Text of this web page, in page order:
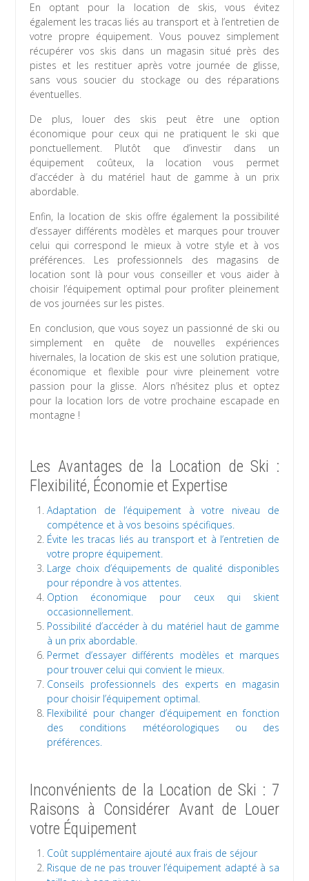
En optant pour la location de skis, vous évitez
également les tracas liés au transport et à l’entretien de
votre propre équipement. Vous pouvez simplement
récupérer vos skis dans un magasin situé près des
pistes et les restituer après votre journée de glisse,
sans vous soucier du stockage ou des réparations
éventuelles.
De plus, louer des skis peut être une option
économique pour ceux qui ne pratiquent le ski que
ponctuellement. Plutôt que d’investir dans un
équipement coûteux, la location vous permet
d’accéder à du matériel haut de gamme à un prix
abordable.
Enfin, la location de skis offre également la possibilité
d’essayer différents modèles et marques pour trouver
celui qui correspond le mieux à votre style et à vos
préférences. Les professionnels des magasins de
location sont là pour vous conseiller et vous aider à
choisir l’équipement optimal pour profiter pleinement
de vos journées sur les pistes.
En conclusion, que vous soyez un passionné de ski ou
simplement en quête de nouvelles expériences
hivernales, la location de skis est une solution pratique,
économique et flexible pour vivre pleinement votre
passion pour la glisse. Alors n’hésitez plus et optez
pour la location lors de votre prochaine escapade en
montagne !
Les Avantages de la Location de Ski :
Flexibilité, Économie et Expertise
Adaptation de l’équipement à votre niveau de
compétence et à vos besoins spécifiques.
Évite les tracas liés au transport et à l’entretien de
votre propre équipement.
Large choix d’équipements de qualité disponibles
pour répondre à vos attentes.
Option économique pour ceux qui skient
occasionnellement.
Possibilité d’accéder à du matériel haut de gamme
à un prix abordable.
Permet d’essayer différents modèles et marques
pour trouver celui qui convient le mieux.
Conseils professionnels des experts en magasin
pour choisir l’équipement optimal.
Flexibilité pour changer d’équipement en fonction
des conditions météorologiques ou des
préférences.
Inconvénients de la Location de Ski : 7
Raisons à Considérer Avant de Louer
votre Équipement
Coût supplémentaire ajouté aux frais de séjour
Risque de ne pas trouver l’équipement adapté à sa